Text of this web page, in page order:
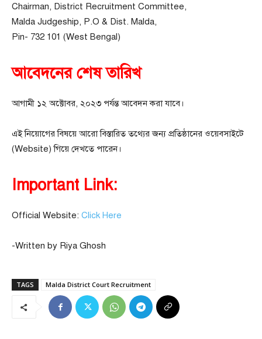
Chairman, District Recruitment Committee,
Malda Judgeship, P.O & Dist. Malda,
Pin- 732 101 (West Bengal)
আবেদনের শেষ তারিখ
আগামী ১২ অক্টোবর, ২০২৩ পর্যন্ত আবেদন করা যাবে।
এই নিয়োগের বিষয়ে আরো বিস্তারিত তথ্যের জন্য প্রতিষ্ঠানের ওয়েবসাইটে
(Website) গিয়ে দেখতে পারেন।
Important Link:
Official Website: Click Here
-Written by Riya Ghosh
TAGS Malda District Court Recruitment